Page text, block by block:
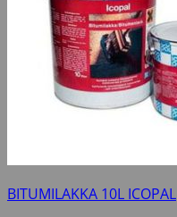
BITUMILAKKA 10L ICOPAL